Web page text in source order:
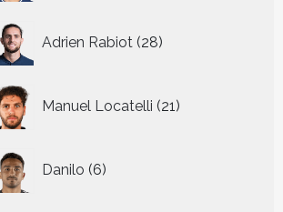
Adrien Rabiot 28
producten
Manuel Locatelli 21
producten
Danilo 6
producten